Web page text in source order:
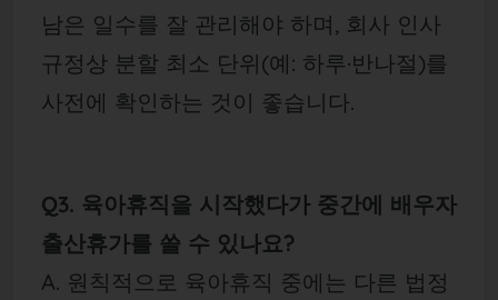
남은 일수를 잘 관리해야 하며, 회사 인사
규정상 분할 최소 단위(예: 하루·반나절)를
사전에 확인하는 것이 좋습니다.
Q3. 육아휴직을 시작했다가 중간에 배우자
출산휴가를 쓸 수 있나요?
A. 원칙적으로 육아휴직 중에는 다른 법정